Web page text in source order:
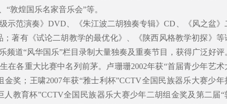
“敦煌国乐名家音乐会”等。
示范演奏》DVD、《朱江波二胡独奏专辑》CD、《风之盆》
著有《试论二胡教学的最优化》、《陕西风格教学初探》等
频道“风华国乐”栏目录制大量独奏及重奏节目，获得广泛好评
在各重大比赛中名列前茅。卢珊珊2002年获“首届青少年艺术
金奖；王啸2007年获“雅士利杯”CCTV全国民族器乐大赛少年
人教育杯”CCTV全国民族器乐大赛少年二胡组金奖及第二届“